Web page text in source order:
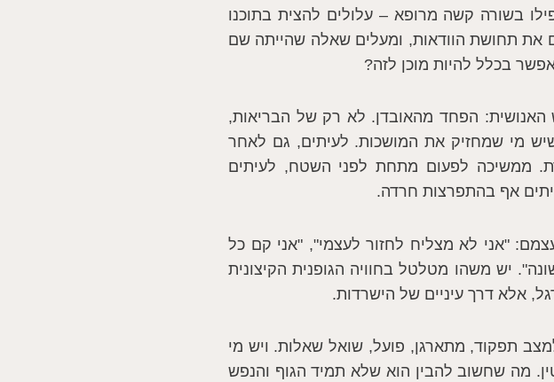
בשורה קשה מרופא – עלולים להצית בתוכנו
את תחושת הוודאות, ומעלים שאלה שהייתה שם
בכלל להיות מוכן לזה?
האנושית: הפחד מהאובדן. לא רק של הבריאות,
מי שמחזיק את המושכות. לעיתים, גם לאחר
ממשיכה לפעום מתחת לפני השטח, לעיתים
אף בהתפרצות חרדה.
"אני לא מצליח לחזור לעצמי", "אני קם כל
יש משהו מטלטל בחוויה הגופנית הקיצונית
אלא דרך עיניים של הישרדות.
תפקוד, מתארגן, פועל, שואל שאלות. ויש מי
מה שחשוב להבין הוא שלא תמיד הגוף והנפש